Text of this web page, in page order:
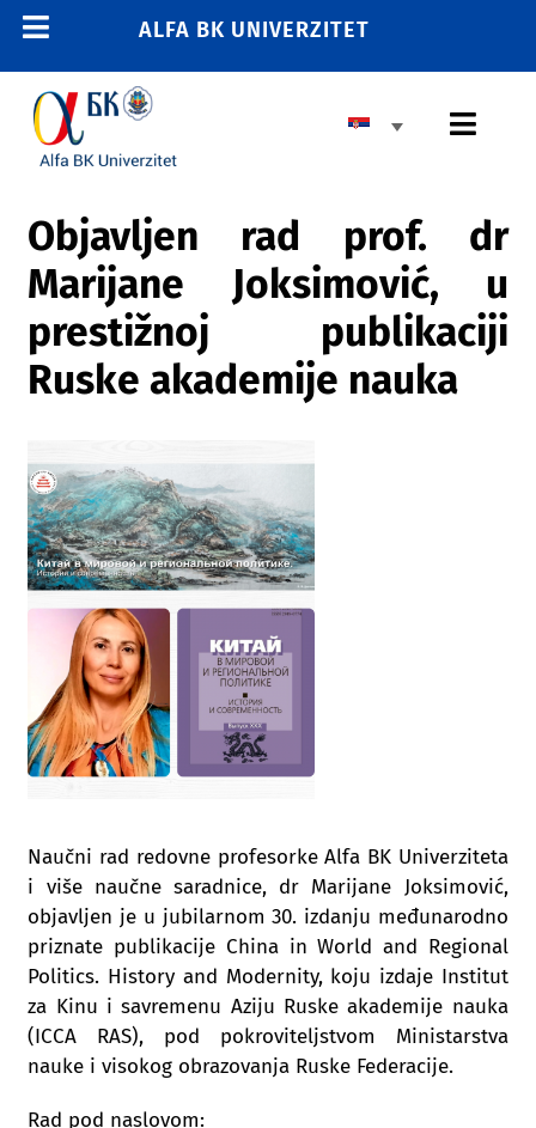
Skip
content
Toggle
Navigation
POČETNA
E-STUDENT
E-ZAPOSLENI
011 2606 380
info@alfa.edu.rs
ALFA BK UNIVERZITET
MASTER STUDIJE
DOKTORSKE STUDIJE
UNIVERZITET
Objavljen rad prof. dr
Marijane Joksimović, u
prestižnoj publikaciji
Ruske akademije nauka
Naučni rad redovne profesorke Alfa BK Univerziteta
i više naučne saradnice, dr Marijane Joksimović,
objavljen je u jubilarnom 30. izdanju međunarodno
priznate publikacije China in World and Regional
Politics. History and Modernity, koju izdaje Institut
za Kinu i savremenu Aziju Ruske akademije nauka
(ICCA RAS), pod pokroviteljstvom Ministarstva
nauke i visokog obrazovanja Ruske Federacije.
Rad pod naslovom: